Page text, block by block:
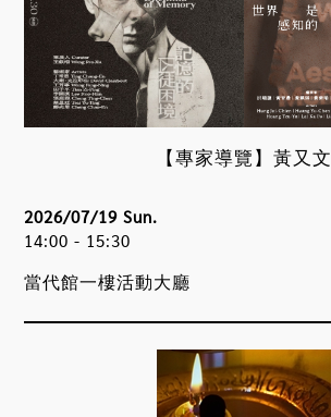
【專家導覽】黃又文
當代館一樓活動大廳
2026/07/19 Sun.
14:00 - 15:30